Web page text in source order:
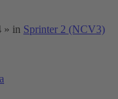
» in Sprinter 2 (NCV3)